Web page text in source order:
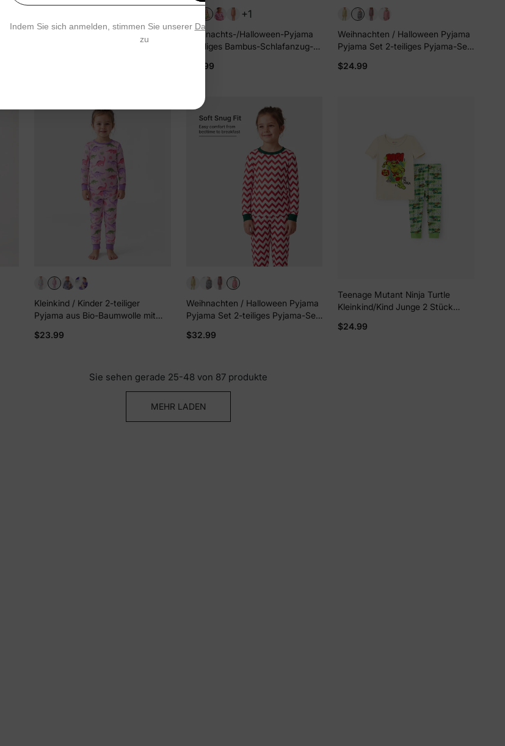
Weihnachts-/Halloween-Pyjama
+1
Weihnachts-/Halloween-Pyjama
2-teiliges Bambus-Schlafanzug-
Kleinkinder / Mädchen (eng
$19.99
Weihnachten / Halloween Pyjama
Pyjama Set 2-teiliges Pyjama-Set
Kleinkind / Kinder ( eng anliegend
$24.99
Kleinkind / Kinder 2-teiliger
Pyjama aus Bio-Baumwolle mit
Pyjamas für Mädchen / Jungen
$23.99
Weihnachten / Halloween Pyjama
Pyjama Set 2-teiliges Pyjama-Set
Kleinkind / Kinder ( eng anliegend
$32.99
Teenage Mutant Ninja Turtle
Kleinkind/Kind Junge 2 Stück
Set Aprikose
$24.99
Sie sehen gerade 25-48 von 87 produkte
MEHR LADEN
Indem Sie sich anmelden, stimmen Sie unserer Datenschutzerklärung
zu